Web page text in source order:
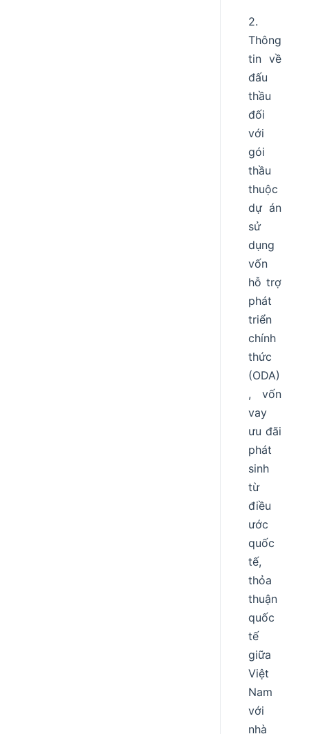
2.
Thông
tin về
đấu
thầu
đối
với
gói
thầu
thuộc
dự án
sử
dụng
vốn
hỗ trợ
phát
triển
chính
thức
(ODA)
, vốn
vay
ưu đãi
phát
sinh
từ
điều
ước
quốc
tế,
thỏa
thuận
quốc
tế
giữa
Việt
Nam
với
nhà